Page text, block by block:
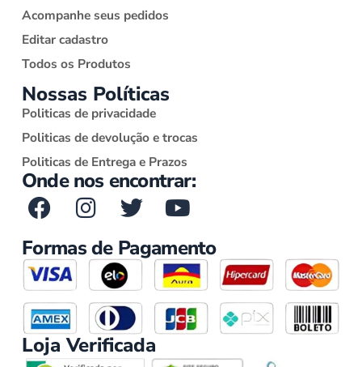
Acompanhe seus pedidos
Editar cadastro
Todos os Produtos
Nossas Políticas
Politicas de privacidade
Politicas de devolução e trocas
Politicas de Entrega e Prazos
Onde nos encontrar:
Formas de Pagamento
Loja Verificada